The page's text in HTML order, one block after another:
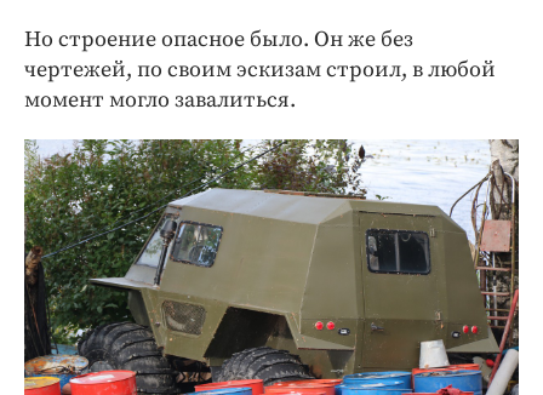
Но строение опасное было. Он же без
чертежей, по своим эскизам строил, в любой
момент могло завалиться.